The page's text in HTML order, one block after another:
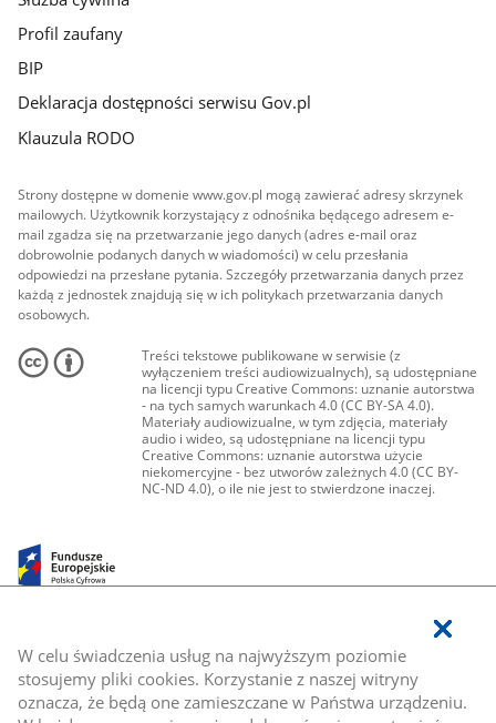
W celu świadczenia usług na najwyższym poziomie
stosujemy pliki cookies. Korzystanie z naszej witryny
oznacza, że będą one zamieszczane w Państwa urządzeniu.
Profil zaufany
BIP
Deklaracja dostępności serwisu Gov.pl
Klauzula RODO
Strony dostępne w domenie www.gov.pl mogą zawierać adresy skrzynek
mailowych. Użytkownik korzystający z odnośnika będącego adresem e-
mail zgadza się na przetwarzanie jego danych (adres e-mail oraz
dobrowolnie podanych danych w wiadomości) w celu przesłania
odpowiedzi na przesłane pytania. Szczegóły przetwarzania danych przez
każdą z jednostek znajdują się w ich politykach przetwarzania danych
osobowych.
Treści tekstowe publikowane w serwisie (z
wyłączeniem treści audiowizualnych), są udostępniane
na licencji typu Creative Commons: uznanie autorstwa
- na tych samych warunkach 4.0 (CC BY-SA 4.0).
Materiały audiowizualne, w tym zdjęcia, materiały
audio i wideo, są udostępniane na licencji typu
Creative Commons: uznanie autorstwa użycie
niekomercyjne - bez utworów zależnych 4.0 (CC BY-
NC-ND 4.0), o ile nie jest to stwierdzone inaczej.